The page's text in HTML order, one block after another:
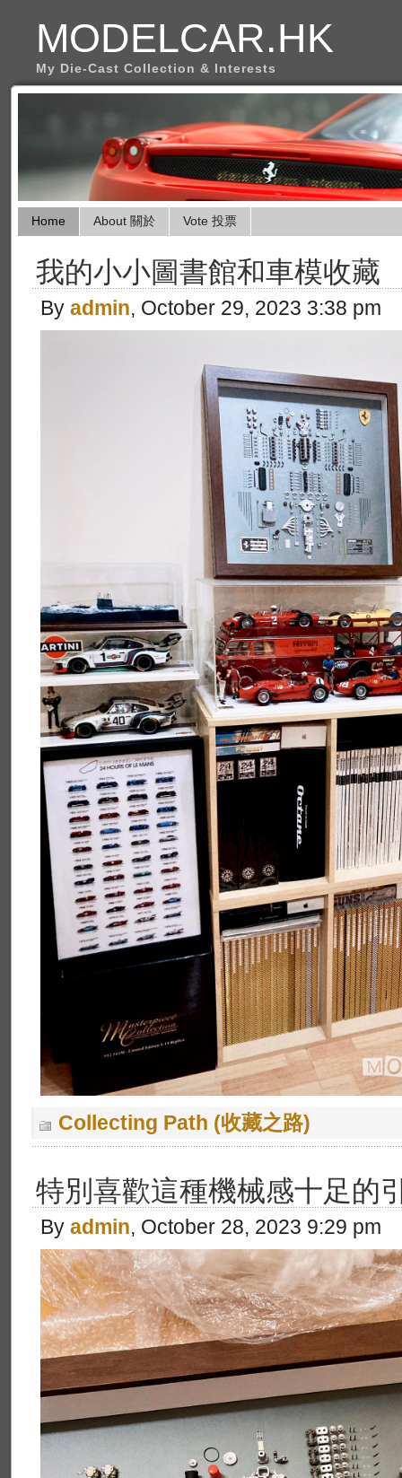
MODELCAR.HK
My Die-Cast Collection & Interests
Home About 關於 Vote 投票
我的小小圖書館和車模收藏
By admin, October 29, 2023 3:38 pm
Collecting Path (收藏之路)
特別喜歡這種機械感十足的
By admin, October 28, 2023 9:29 pm